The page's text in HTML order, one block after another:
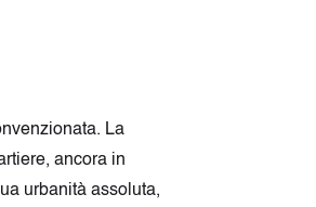
La
ancora in
urbanità assoluta,